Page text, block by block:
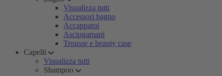
Visualizza tutti
Accessori bagno
Accappatoi
Asciugamani
Trousse e beauty case
Capelli
Visualizza tutti
Shampoo